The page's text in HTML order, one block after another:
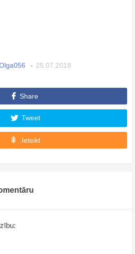
25.07.2018
Share
Tweet
Ieteikt